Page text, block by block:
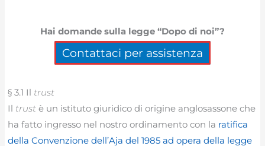
Hai domande sulla legge “Dopo di noi”?
Contattaci per assistenza
§ 3.1 Il trust
Il trust è un istituto giuridico di origine anglosassone che
ha fatto ingresso nel nostro ordinamento con la ratifica
della Convenzione dell’Aja del 1985 ad opera della legge